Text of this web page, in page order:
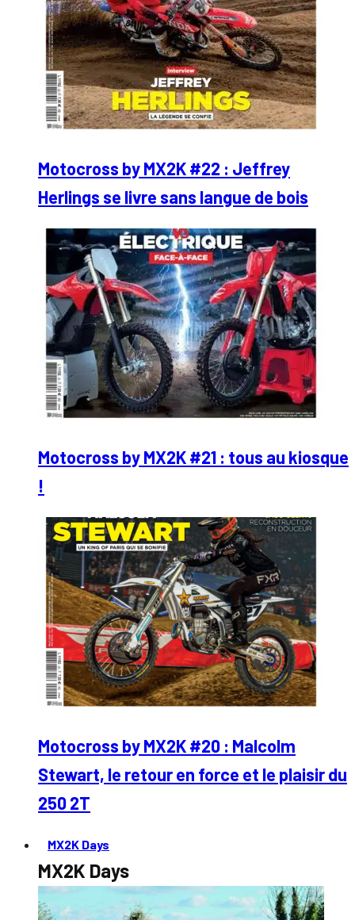
Motocross by MX2K #22 : Jeffrey
Herlings se livre sans langue de bois
Motocross by MX2K #21 : tous au kiosque
!
Motocross by MX2K #20 : Malcolm
Stewart, le retour en force et le plaisir du
250 2T
MX2K Days
MX2K Days